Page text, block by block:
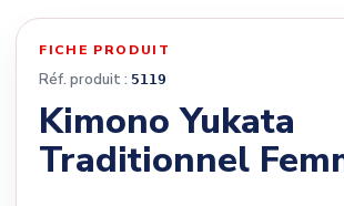
FICHE PRODUIT
Réf. produit : 5119
Kimono Yukata
Traditionnel